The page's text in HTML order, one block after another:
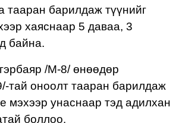
тааран барилдаж түүнийг
хаяснаар 5 даваа, 3
байна.
/М-8/ өнөөдөр
тай оноолт тааран барилдаж
мэхээр унаснаар тэд адилхан
боллоо.